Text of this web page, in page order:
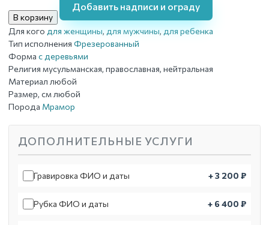
Фрез-177
Дерево1
В корзину
Добавить надписи и ограду
Для кого для женщины, для мужчины, для ребенка
Тип исполнения Фрезерованный
Форма с деревьями
Религия мусульманская, православная, нейтральная
Материал любой
Размер, см любой
Порода Мрамор
ДОПОЛНИТЕЛЬНЫЕ УСЛУГИ
Гравировка ФИО и даты + 3 200 ₽
Рубка ФИО и даты + 6 400 ₽